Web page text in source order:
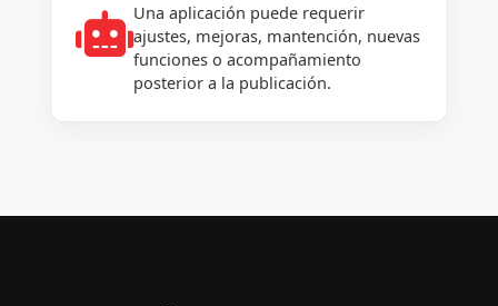
Una aplicación puede requerir
ajustes, mejoras, mantención, nuevas
funciones o acompañamiento
posterior a la publicación.